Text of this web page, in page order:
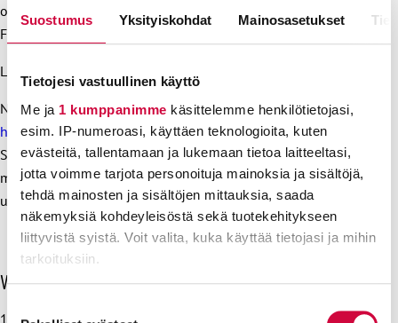
Suostumus Yksityiskohdat Mainosasetukset
Tietojesi vastuullinen käyttö
Me ja 1 kumppanimme käsittelemme henkilötietojasi,
esim. IP-numeroasi, käyttäen teknologioita, kuten
evästeitä, tallentamaan ja lukemaan tietoa laitteeltasi,
jotta voimme tarjota personoituja mainoksia ja sisältöjä,
tehdä mainosten ja sisältöjen mittauksia, saada
näkemyksiä kohdeyleisöstä sekä tuotekehitykseen
liittyvistä syistä. Voit valita, kuka käyttää tietojasi ja mihin
tarkoituksiin.
oikeuksia Mosambikissa, Indonesiassa, Kolumbiassa ja
Filippiineillä.
Lue,
Nenäpäivä-kampanja huipentuu suosittuun
hyväntekeväisyyslähetykseen Yle TV1:llä kello 19.00 alkaen
Suoran Nenäpäivä-lähetyksen juontavat tänä vuonna
mediapersoonaConstantinos ”Gogi” Mavromichalisja
uutisankkuriPiia Pasanen.
O
h
i
Viimeisimmät uutiset
10.8.2026